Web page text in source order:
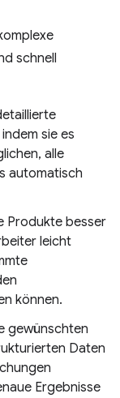
schnell
sie es
alle
automatisch
Produkte besser
leicht
können.
gewünschten
Daten
Ergebnisse